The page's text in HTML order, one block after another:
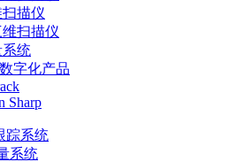
描仪
扫描仪
统
字化产品
Sharp
踪系统
系统